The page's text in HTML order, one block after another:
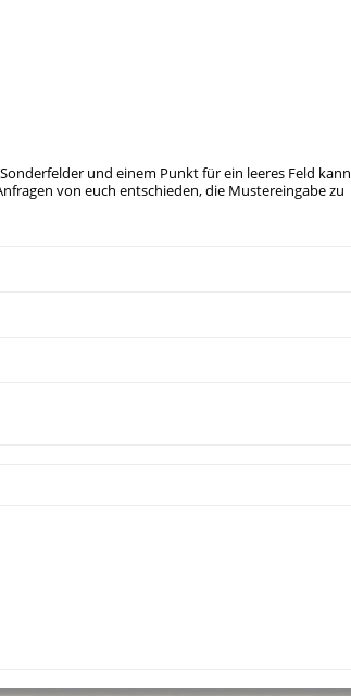
und einem Punkt für ein leeres Feld kann
von euch entschieden, die Mustereingabe zu